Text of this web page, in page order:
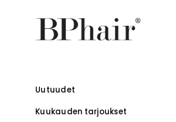
Uutuudet
Kuukauden tarjoukset